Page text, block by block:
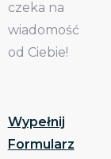
czeka na
wiadomość
od Ciebie!
Wypełnij
Formularz